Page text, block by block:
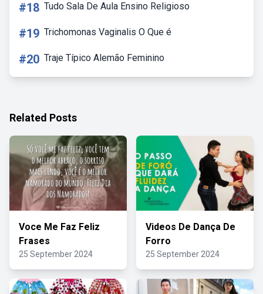
#18 Tudo Sala De Aula Ensino Religioso
#19 Trichomonas Vaginalis O Que é
#20 Traje Típico Alemão Feminino
Related Posts
Voce Me Faz Feliz
Frases
25 September 2024
Videos De Dança De
Forro
25 September 2024